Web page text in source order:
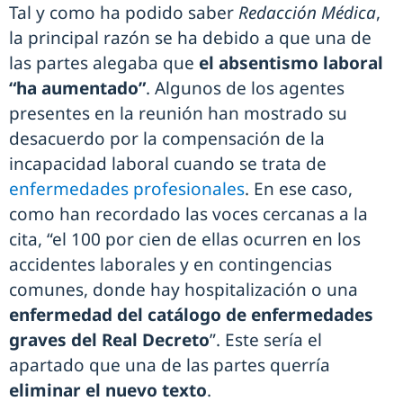
Tal y como ha podido saberRedacción Médica,
la principal razón se ha debido a que una de
las partes alegaba que el absentismo laboral
“ha aumentado”. Algunos de los agentes
presentes en la reunión han mostrado su
desacuerdo por la compensación de la
incapacidad laboral cuando se trata de
enfermedades profesionales. En ese caso,
como han recordado las voces cercanas a la
cita, “el 100 por cien de ellas ocurren en los
accidentes laborales y en contingencias
comunes, donde hay hospitalización o una
enfermedad del catálogo de enfermedades
graves del Real Decreto”. Este sería el
apartado que una de las partes querría
eliminar el nuevo texto.